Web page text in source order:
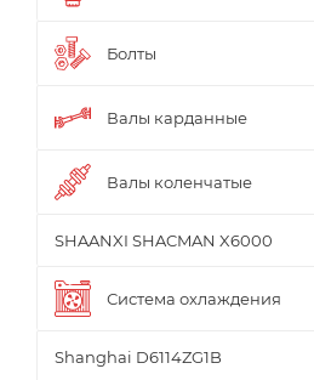
Болты
Валы карданные
Валы коленчатые
SHAANXI SHACMAN X6000
Система охлаждения
Shanghai D6114ZG1B